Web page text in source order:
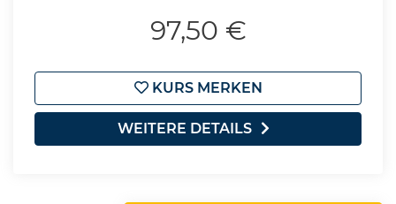
97,50 €
KURS MERKEN
WEITERE DETAILS